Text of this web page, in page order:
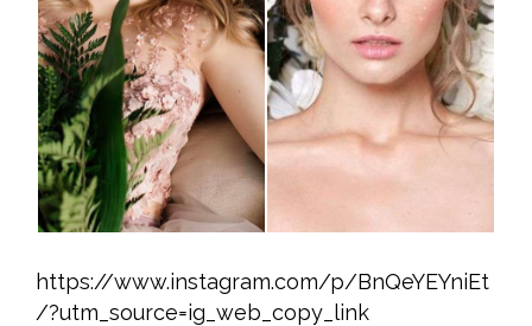
https://www.instagram.com/p/BnQeYEYniEt
/?utm_source=ig_web_copy_link